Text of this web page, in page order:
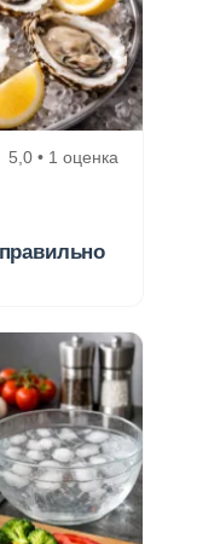
5,0 • 1 оценка